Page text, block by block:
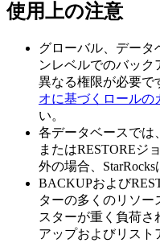
使用上の注意
グローバル、データ
ンレベルでのバック
異なる権限が必要で
オに基づくロールの
い。
各データベースでは
またはRESTOREジ
外の場合、
BACKUPおよび
ターの多くのリソー
スターが重く負荷さ
アップおよびリスト